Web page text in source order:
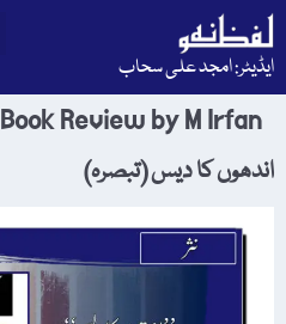
ایڈیٹر: امجد علی سحاب
Book Review by M Irfan
اندھوں کا دیس (تبصرہ)